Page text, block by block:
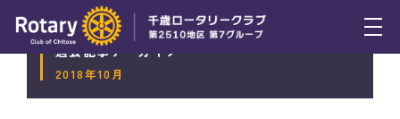
トピックス
過去記事アーカイブ
2018年10月